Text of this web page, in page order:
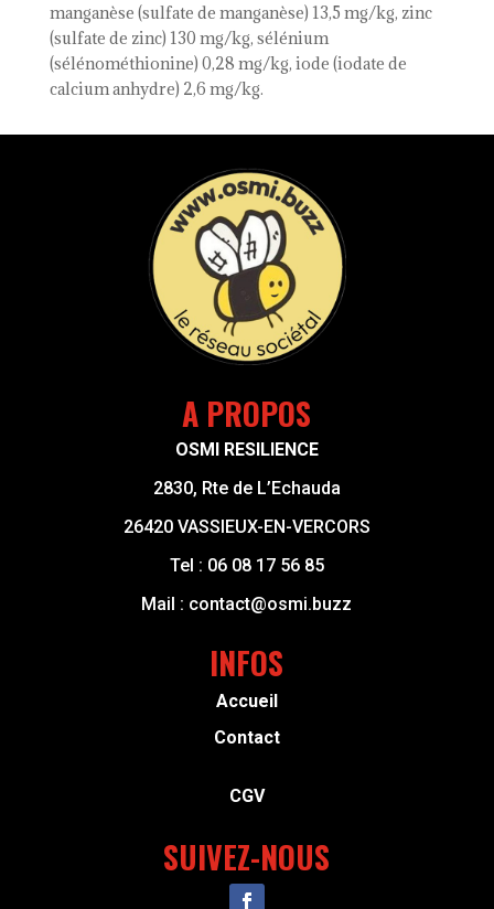
manganèse (sulfate de manganèse) 13,5 mg/kg, zinc
(sulfate de zinc) 130 mg/kg, sélénium
(sélénométhionine) 0,28 mg/kg, iode (iodate de
calcium anhydre) 2,6 mg/kg.
A PROPOS
OSMI RESILIENCE
2830, Rte de L’Echauda
26420 VASSIEUX-EN-VERCORS
Tel : 06 08 17 56 85
Mail : contact@osmi.buzz
INFOS
Accueil
Contact
CGV
SUIVEZ-NOUS